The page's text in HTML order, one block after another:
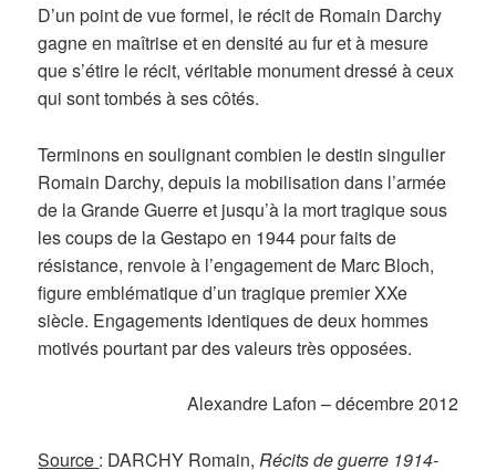
D’un point de vue formel, le récit de Romain Darchy
gagne en maîtrise et en densité au fur et à mesure
que s’étire le récit, véritable monument dressé à ceux
qui sont tombés à ses côtés.
Terminons en soulignant combien le destin singulier
Romain Darchy, depuis la mobilisation dans l’armée
de la Grande Guerre et jusqu’à la mort tragique sous
les coups de la Gestapo en 1944 pour faits de
résistance, renvoie à l’engagement de Marc Bloch,
figure emblématique d’un tragique premier XXe
siècle. Engagements identiques de deux hommes
motivés pourtant par des valeurs très opposées.
Alexandre Lafon – décembre 2012
Source : DARCHY Romain,Récits de guerre 1914-